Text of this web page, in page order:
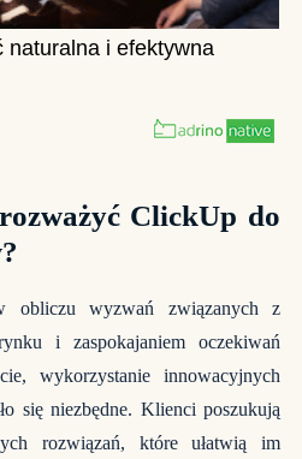
ClickUp do
obliczu wyzwań związanych z
i zaspokajaniem oczekiwań
wykorzystanie innowacyjnych
się niezbędne. Klienci poszukują
rozwiązań, które ułatwią im